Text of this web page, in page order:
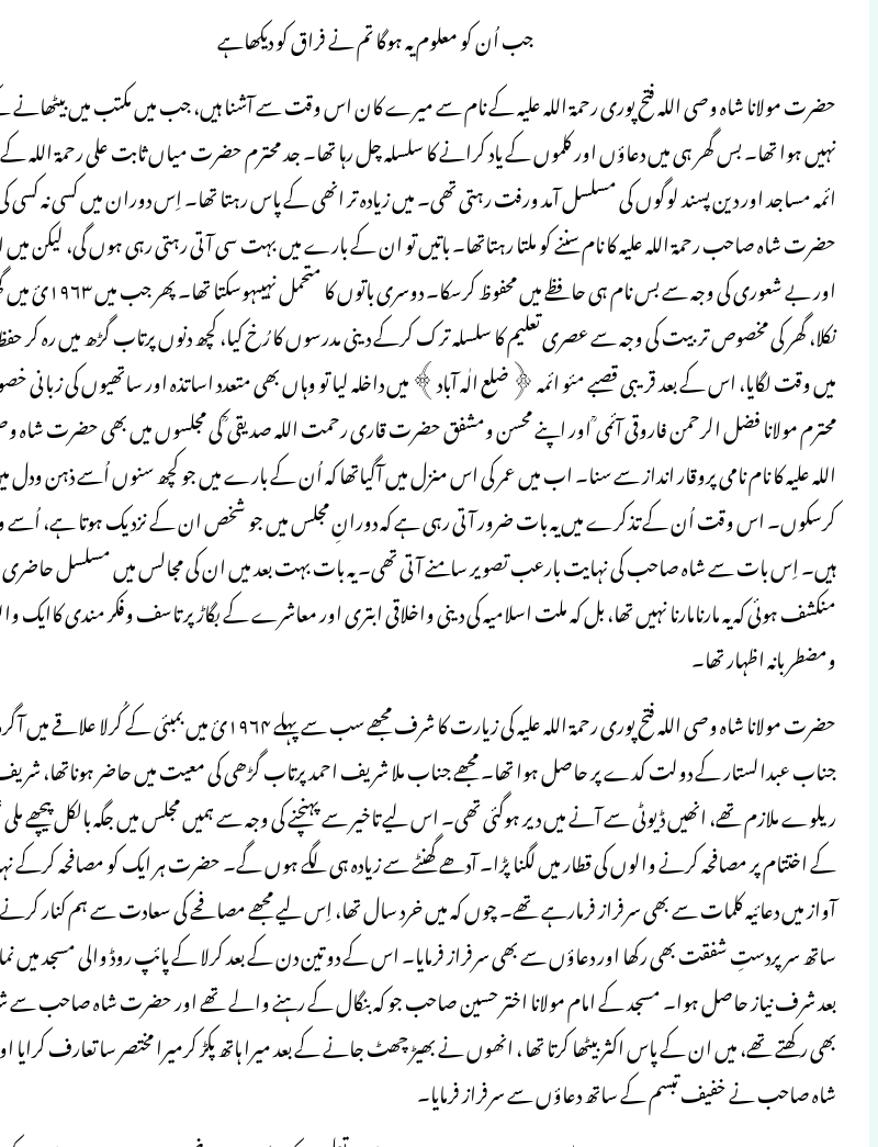
جب اُن کو معلوم یہ ہوگا تم نے فراق کو دیکھاہے
حضرت مولانا شاہ وصی اللہ فتح پوری رحمۃ اللہ علیہ کے نام سے میرے کان اس وقت سے آشنا ہیں، جب میں مکتب میں
نہیں ہوا تھا۔ بس گھر ہی میں دعاؤں اور کلموں کے یاد کرانے کا سلسلہ چل رہا تھا۔ جد محترم حضرت میاں ثابت علی رحمۃ اللہ
ائمہ مساجد اور دین پسند لوگوں کی مسلسل آمد ورفت رہتی تھی۔ میں زیادہ تر انھی کے پاس رہتا تھا۔ اِس دوران میں کسی نہ
حضرت شاہ صاحب رحمۃ اللہ علیہ کا نام سننے کو ملتا رہتاتھا۔ باتیں تو ان کے بارے میں بہت سی آتی رہتی رہی ہوں گی، لیکن میں
اور بے شعوری کی وجہ سے بس نام ہی حافظے میں
نکلا، گھر کی مخصوص تربیت کی وجہ سے عصری تعلیم کا سلسلہ ترک کرکے دینی مدرسوں کا رُخ کیا، کچھ دنوں پرتاب گڑھ میں رہ کر
میں وقت لگایا، اس کے بعد قریبی قصبے مئو ائمہ ﴿ضلع الٰہ آباد﴾ میں داخلہ لیا تو وہاں بھی متعدد اساتذہ اور ساتھیوں کی زبانی
محترم مولانا فضل الرحمن فاروقی آئمی ؒ اور اپنے محسن ومشفق حضرت قاری رحمت اللہ صدیقی ؒ کی مجلسوں میں بھی حضرت شاہ
اللہ علیہ کا نام نامی پروقار انداز سے سنا۔ اب میں عمر کی اس منزل میں آگیاتھا کہ اُن کے بارے میں جو کچھ سنوں اُسے ذہن ودل
کرسکوں۔ اس وقت اُن کے تذکرے میں یہ بات ضرور آتی رہی ہے کہ دورانِ مجلس میں جو شخص ان کے نزدیک ہوتا ہے، اُسے
ہیں۔ اِس بات سے شاہ صاحب کی نہایت بارعب تصویر سامنے آتی تھی۔ یہ بات بہت بعد میں ان کی مجالس میں مسلسل حاضری
منکشف ہوئی کہ یہ مارنامارنا نہیں تھا، بل کہ ملت اسلامیہ کی دینی واخلاقی ابتری اور معاشرے کے بگاڑ پر تاسف وفکر مندی کاایک
ومضطربانہ اظہار تھا۔
حضرت مولانا شاہ وصی اللہ فتح پوری رحمۃ اللہ علیہ کی زیارت کا شرف مجھے سب سے پہلے ۱۹۶۴ئ میں بمبئی کے
جناب عبدالستار کے دولت کدے پر حاصل ہوا تھا۔ مجھے جناب ملا شریف احمد پرتاب گڑھی کی معیت میں حاضر ہوناتھا،
ریلوے ملازم تھے، انھیں ڈیوٹی سے آنے میں دیر ہوگئی تھی۔ اس لیے تاخیر سے پہنچنے کی وجہ سے ہمیں مجلس میں جگہ بالکل پیچھے
کے اختتام پر مصافحہ کرنے والوں کی قطار میں لگنا پڑا۔ آدھے گھنٹے سے زیادہ ہی لگے ہوں گے۔ حضرت ہر ایک کو مصافحہ کرکے
آواز میں دعائیہ کلمات سے بھی سرفراز فرمارہے تھے۔ چوں کہ میں خرد سال تھا، اِس لیے مجھے مصافحے کی سعادت سے ہم کنار
ساتھ سرپردستِ شفقت بھی رکھا اور دعاؤں سے بھی سرفراز فرمایا۔ اس کے دو تین دن کے بعد کرلا کے پائپ روڈ والی مسجد میں
بعد شرف نیاز حاصل ہوا۔ مسجد کے امام مولانا اختر حسین صاحب جو کہ بنگال کے رہنے والے تھے اور حضرت شاہ صاحب
بھی رکھتے تھے، میں ان کے پاس اکثر بیٹھا کرتا تھا ، انھوں نے بھیڑ چھٹ جانے کے بعد میرا ہاتھ پکڑ کرمیرا مختصر سا تعارف
شاہ صاحب نے خفیف تبسم کے ساتھ دعاؤں سے سرفراز فرمایا۔